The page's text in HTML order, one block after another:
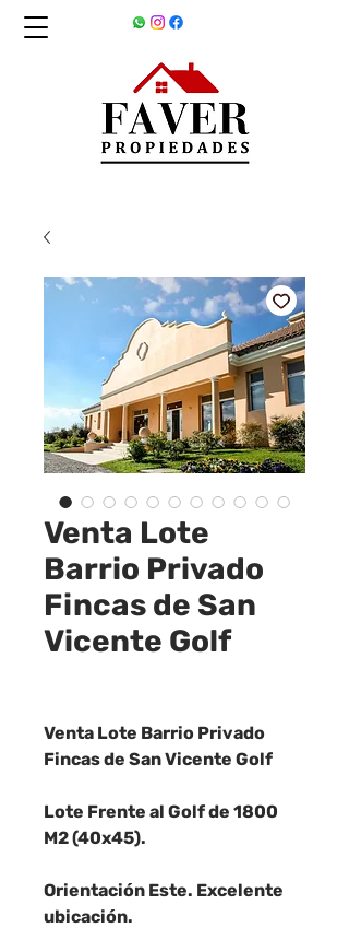
Venta Lote
Barrio Privado
Fincas de San
Vicente Golf
Venta Lote Barrio Privado
Fincas de San Vicente Golf
Lote Frente al Golf de 1800
M2 (40x45).
Orientación Este. Excelente
ubicación.